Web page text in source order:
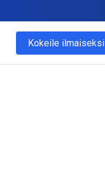
Kokeile ilmaiseksi